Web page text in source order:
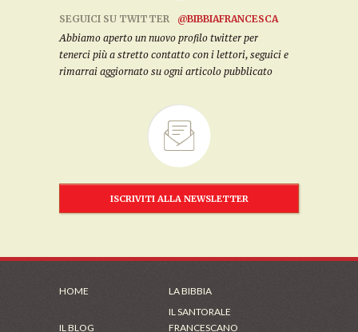
SEGUICI SU TWITTER
@BIBBIAFRANCESCA
Abbiamo aperto un nuovo profilo twitter per
tenerci più a stretto contatto con i lettori, seguici e
rimarrai aggiornato su ogni articolo pubblicato
ISCRIVITI ALLA NEWSLETTER
HOME LA BIBBIA
IL BLOG
IL SANTORALE
FRANCESCANO